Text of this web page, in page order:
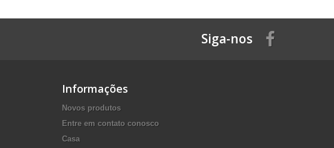
Siga-nos
Informações
Novos produtos
Entre em contato conosco
Casa